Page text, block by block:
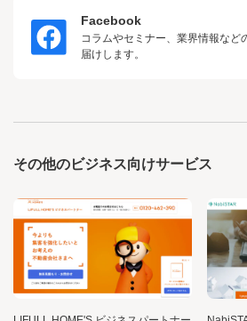
Facebook
コラムやセミナー、業界情報など
届けします。
その他のビジネス向けサービス